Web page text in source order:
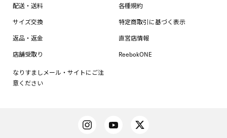
配送・送料
サイズ交換
返品・返金
店舗受取り
なりすましメール・サイトにご注
意ください
各種規約
特定商取引に基づく表示
直営店情報
ReebokONE